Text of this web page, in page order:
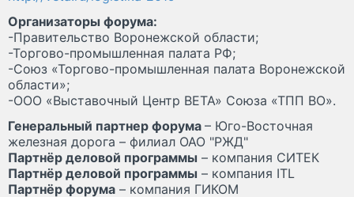
Организаторы форума:
-Правительство Воронежской области;
-Торгово-промышленная палата РФ;
-Союз «Торгово-промышленная палата Воронежской
области»;
-ООО «Выставочный Центр ВЕТА» Союза «ТПП ВО».
Генеральный партнер форума – Юго-Восточная
железная дорога – филиал ОАО "РЖД"
Партнёр деловой программы – компания СИТЕК
Партнёр деловой программы – компания ITL
Партнёр форума – компания ГИКОМ